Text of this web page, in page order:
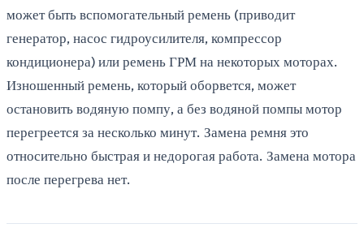
может быть вспомогательный ремень (приводит
генератор, насос гидроусилителя, компрессор
кондиционера) или ремень ГРМ на некоторых моторах.
Изношенный ремень, который оборвется, может
остановить водяную помпу, а без водяной помпы мотор
перегреется за несколько минут. Замена ремня это
относительно быстрая и недорогая работа. Замена мотора
после перегрева нет.